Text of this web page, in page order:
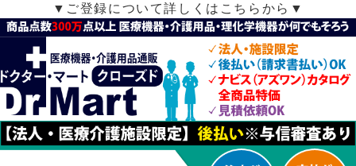
▼ご登録について詳しくはこちらから▼